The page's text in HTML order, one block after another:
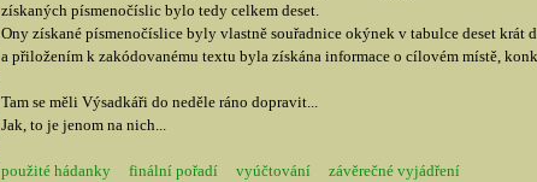
získaných písmenočíslic bylo tedy celkem deset.
Ony získané písmenočíslice byly vlastně souřadnice okýnek v tabulce deset
a přiložením k zakódovanému textu byla získána informace o cílovém místě,
Tam se měli Výsadkáři do neděle ráno dopravit...
Jak, to je jenom na nich...
použité hádanky finální pořadí vyúčtování závěrečné vyjádření